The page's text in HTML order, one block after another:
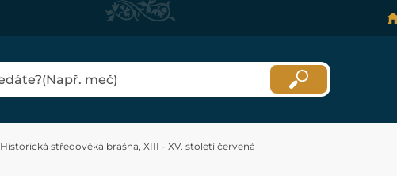
Historická středověká brašna, XIII - XV. století červená